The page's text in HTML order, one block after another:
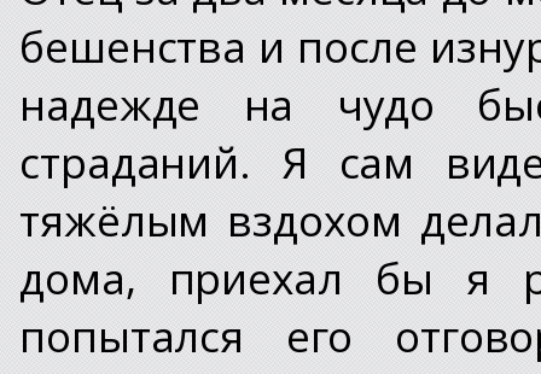
бешенства и после
надежде на чудо
страданий. Я сам
тяжёлым вздохом
дома, приехал бы я
попытался его